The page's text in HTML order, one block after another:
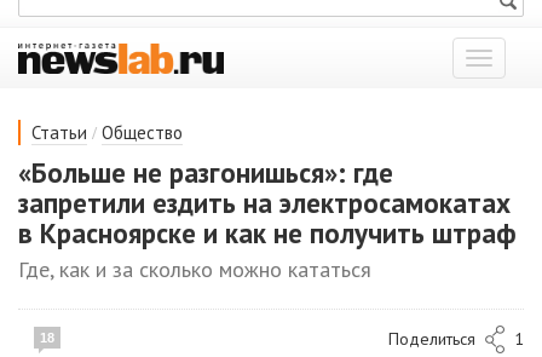
Показать
меню
Статьи / Общество
«Больше не разгонишься»: где
запретили ездить на электросамокатах
в Красноярске и как не получить штраф
Где, как и за сколько можно кататься
18 Поделиться 1